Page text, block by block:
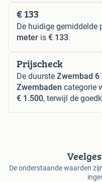
€ 133
De huidige gemiddelde
meter is € 133.
Prijscheck
De duurste Zwembad 6
Zwembaden categorie
€ 1.500, terwijl de
De onderstaande waarden